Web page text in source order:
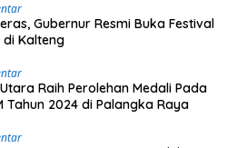
Gubernur Resmi Buka Festival
Kalteng
Raih Perolehan Medali Pada
Tahun 2024 di Palangka Raya